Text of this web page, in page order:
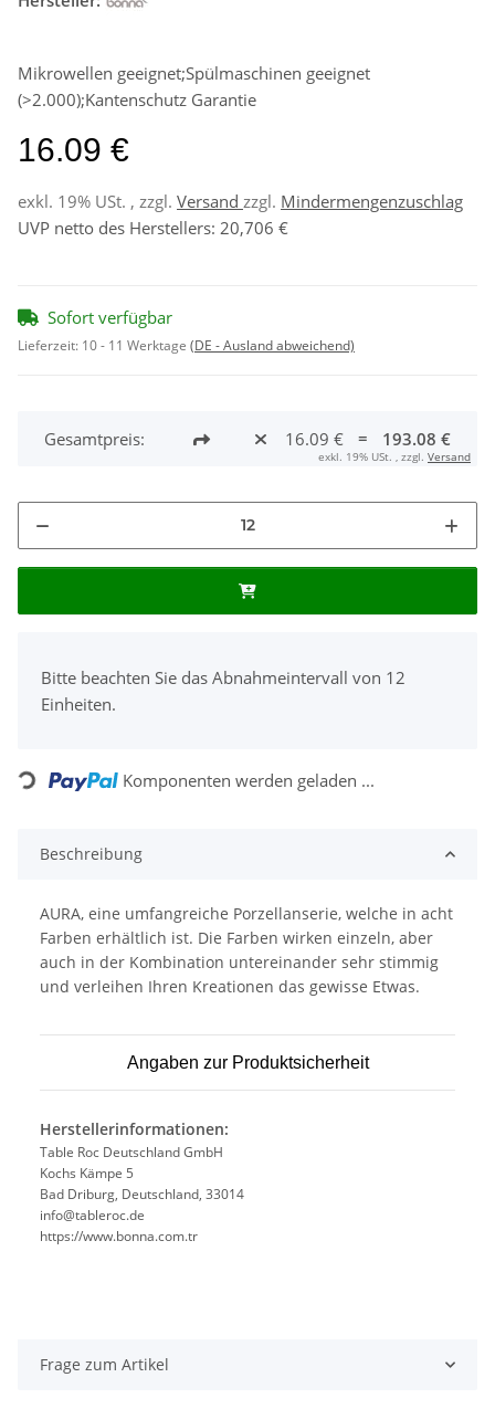
Mikrowellen geeignet;Spülmaschinen geeignet
(>2.000);Kantenschutz Garantie
16.09 €
exkl. 19% USt. , zzgl. Versand zzgl. Mindermengenzuschlag
UVP netto des Herstellers: 20,706 €
Sofort verfügbar
Lieferzeit: 10 - 11 Werktage (DE - Ausland abweichend)
Gesamtpreis: 16.09 € = 193.08 €
exkl. 19% USt. , zzgl. Versand
Bitte beachten Sie das Abnahmeintervall von 12
Einheiten.
Loading... Komponenten werden geladen ...
Beschreibung
AURA, eine umfangreiche Porzellanserie, welche in acht
Farben erhältlich ist. Die Farben wirken einzeln, aber
auch in der Kombination untereinander sehr stimmig
und verleihen Ihren Kreationen das gewisse Etwas.
Angaben zur Produktsicherheit
Herstellerinformationen:
Table Roc Deutschland GmbH
Kochs Kämpe 5
Bad Driburg, Deutschland, 33014
info@tableroc.de
https://www.bonna.com.tr
Frage zum Artikel